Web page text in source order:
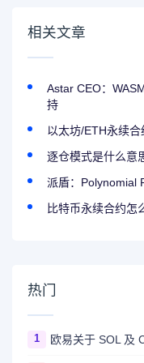
相关文章
Astar CEO：
持
以太坊/ETH永续
逐仓模式是什么意
派盾：Polynomial
比特币永续合约怎
热门
1 欧易关于 SOL 及